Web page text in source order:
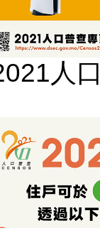
人